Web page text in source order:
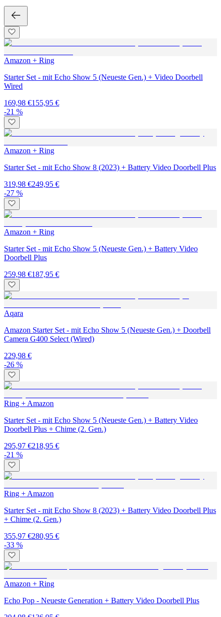
Amazon + Ring
Starter Set - mit Echo Show 5 (Neueste Gen.) + Video Doorbell
Wired
169,98 €155,95 €
-21 %
Amazon + Ring
Starter Set - mit Echo Show 8 (2023) + Battery Video Doorbell Plus
319,98 €249,95 €
-27 %
Amazon + Ring
Starter Set - mit Echo Show 5 (Neueste Gen.) + Battery Video
Doorbell Plus
259,98 €187,95 €
Aqara
Amazon Starter Set - mit Echo Show 5 (Neueste Gen.) + Doorbell
Camera G400 Select (Wired)
229,98 €
-26 %
Ring + Amazon
Starter Set - mit Echo Show 5 (Neueste Gen.) + Battery Video
Doorbell Plus + Chime (2. Gen.)
295,97 €218,95 €
-21 %
Ring + Amazon
Starter Set - mit Echo Show 8 (2023) + Battery Video Doorbell Plus
+ Chime (2. Gen.)
355,97 €280,95 €
-33 %
Amazon + Ring
Echo Pop - Neueste Generation + Battery Video Doorbell Plus